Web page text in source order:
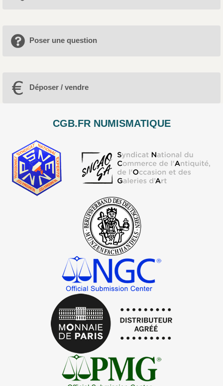
Poser une question
Déposer / vendre
CGB.FR NUMISMATIQUE